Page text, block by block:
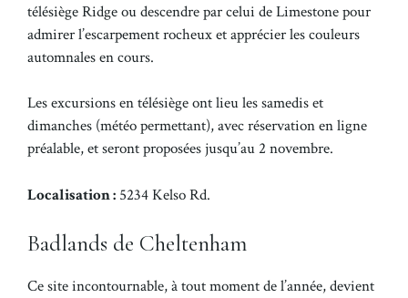
télésiège Ridge ou descendre par celui de Limestone pour
admirer l’escarpement rocheux et apprécier les couleurs
automnales en cours.
Les excursions en télésiège ont lieu les samedis et
dimanches (météo permettant), avec réservation en ligne
préalable, et seront proposées jusqu’au 2 novembre.
Localisation : 5234 Kelso Rd.
Badlands de Cheltenham
Ce site incontournable, à tout moment de l’année, devient